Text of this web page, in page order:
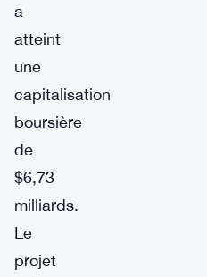
a
atteint
une
capitalisation
boursière
de
$6,73
milliards.
Le
projet